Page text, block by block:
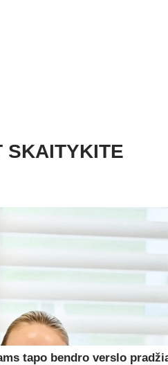
SKAITYKITE
tapo bendro verslo